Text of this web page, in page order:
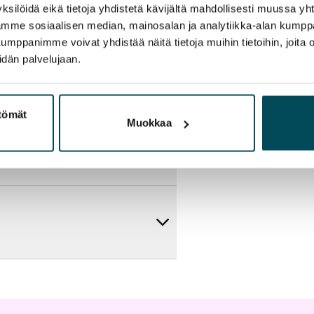
eikä tietoja yhdistetä kävijältä mahdollisesti muussa
sosiaalisen median, mainosalan ja analytiikka-alan
voivat yhdistää näitä tietoja muihin tietoihin, joita
palvelujaan.
Muokkaa